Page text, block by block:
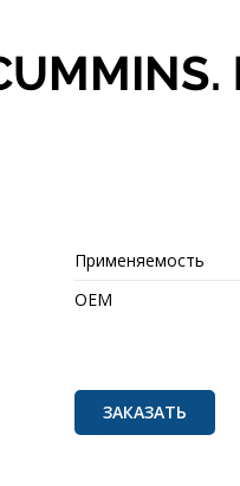
Применяемость
ОЕМ
ЗАКАЗАТЬ